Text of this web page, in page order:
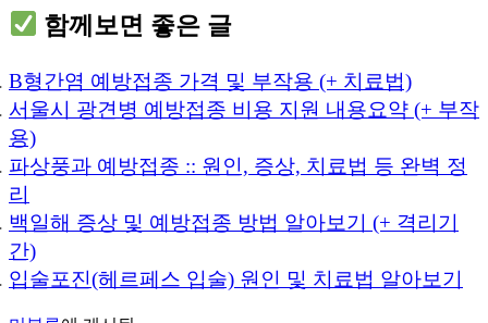
함께보면 좋은 글
B형간염 예방접종 가격 및 부작용 (+ 치료법)
서울시 광견병 예방접종 비용 지원 내용요약 (+ 부작
용)
파상풍과 예방접종 :: 원인, 증상, 치료법 등 완벽 정
리
백일해 증상 및 예방접종 방법 알아보기 (+ 격리기
간)
입술포진(헤르페스 입술) 원인 및 치료법 알아보기